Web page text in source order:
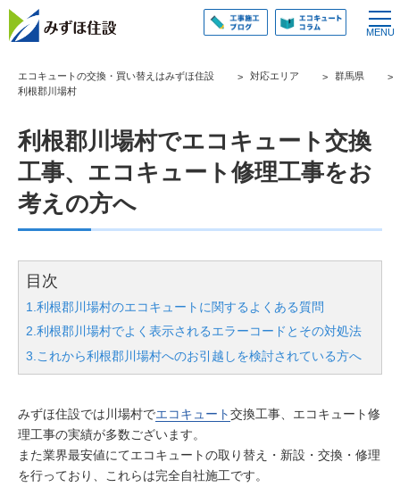
エコキュートの交換・買い替えはみずほ住設 対応エリア
群馬県
利根郡川場村
利根郡川場村でエコキュート交換
工事、エコキュート修理工事をお
考えの方へ
目次
1.利根郡川場村のエコキュートに関するよくある質問
2.利根郡川場村でよく表示されるエラーコードとその対処法
3.これから利根郡川場村へのお引越しを検討されている方へ
みずほ住設では川場村でエコキュート交換工事、エコキュート修
理工事の実績が多数ございます。
また業界最安値にてエコキュートの取り替え・新設・交換・修理
を行っており、これらは完全自社施工です。